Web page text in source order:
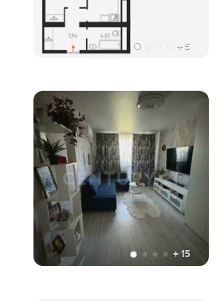
+ 5
+ 15